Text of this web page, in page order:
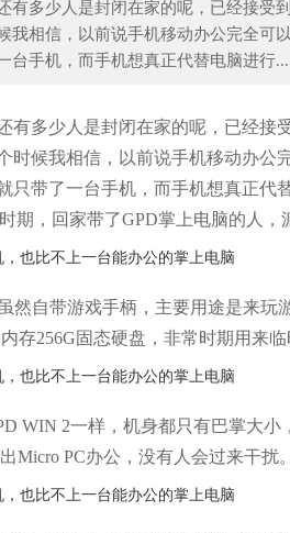
有多少人是封闭在家的呢，已经接
我相信，以前说手机移动办公完全
台手机，而手机想真正代替电脑进行...
有多少人是封闭在家的呢，已经
时候我相信，以前说手机移动办
只带了一台手机，而手机想真正
期，回家带了GPD掌上电脑的人，
然自带游戏手柄，主要用途是来
存256G固态硬盘，非常时期用来
WIN 2一样，机身都只有巴掌大
Micro PC办公，没有人会过来干扰